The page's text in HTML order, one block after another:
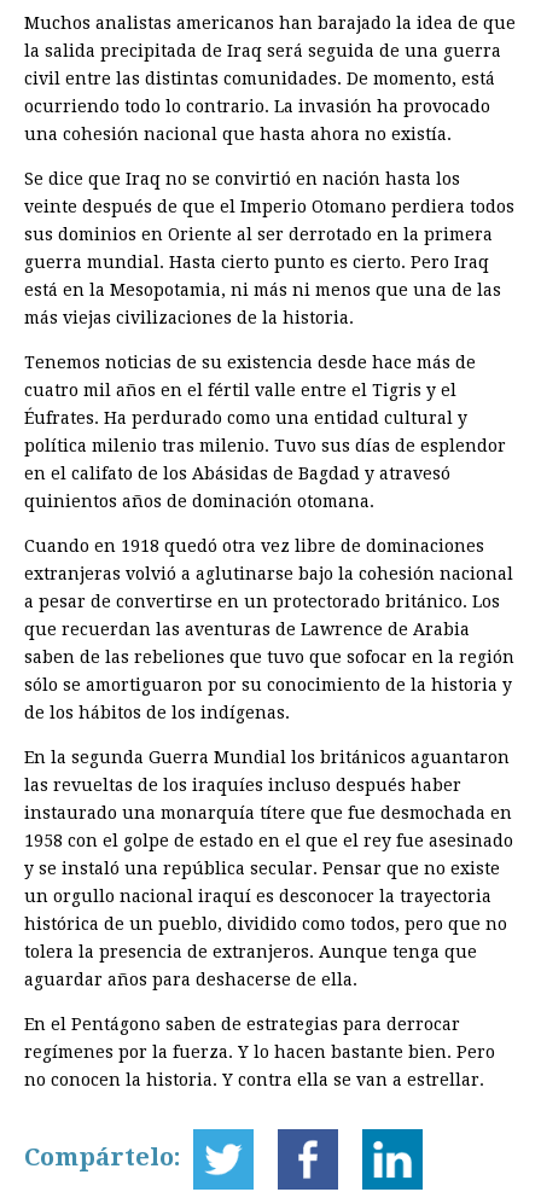
Muchos analistas americanos han barajado la idea de que
la salida precipitada de Iraq será seguida de una guerra
civil entre las distintas comunidades. De momento, está
ocurriendo todo lo contrario. La invasión ha provocado
una cohesión nacional que hasta ahora no existía.
Se dice que Iraq no se convirtió en nación hasta los
veinte después de que el Imperio Otomano perdiera todos
sus dominios en Oriente al ser derrotado en la primera
guerra mundial. Hasta cierto punto es cierto. Pero Iraq
está en la Mesopotamia, ni más ni menos que una de las
más viejas civilizaciones de la historia.
Tenemos noticias de su existencia desde hace más de
cuatro mil años en el fértil valle entre el Tigris y el
Éufrates. Ha perdurado como una entidad cultural y
política milenio tras milenio. Tuvo sus días de esplendor
en el califato de los Abásidas de Bagdad y atravesó
quinientos años de dominación otomana.
Cuando en 1918 quedó otra vez libre de dominaciones
extranjeras volvió a aglutinarse bajo la cohesión nacional
a pesar de convertirse en un protectorado británico. Los
que recuerdan las aventuras de Lawrence de Arabia
saben de las rebeliones que tuvo que sofocar en la región
sólo se amortiguaron por su conocimiento de la historia y
de los hábitos de los indígenas.
En la segunda Guerra Mundial los británicos aguantaron
las revueltas de los iraquíes incluso después haber
instaurado una monarquía títere que fue desmochada en
1958 con el golpe de estado en el que el rey fue asesinado
y se instaló una república secular. Pensar que no existe
un orgullo nacional iraquí es desconocer la trayectoria
histórica de un pueblo, dividido como todos, pero que no
tolera la presencia de extranjeros. Aunque tenga que
aguardar años para deshacerse de ella.
En el Pentágono saben de estrategias para derrocar
regímenes por la fuerza. Y lo hacen bastante bien. Pero
no conocen la historia. Y contra ella se van a estrellar.
Compártelo: